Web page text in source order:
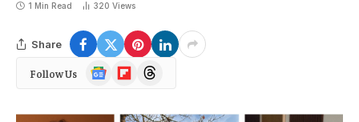
1 Min Read 320 Views
Share
Follow Us
GoogleFlipboardThreads